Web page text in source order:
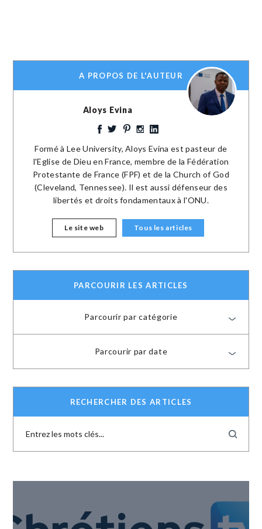
A PROPOS DE L'AUTEUR
Aloys Evina
Formé à Lee University, Aloys Evina est pasteur de
l'Eglise de Dieu en France, membre de la Fédération
Protestante de France (FPF) et de la Church of God
(Cleveland, Tennessee). Il est aussi défenseur des
libertés et droits fondamentaux à l'ONU.
Le site web Tous les articles
PARCOURIR LES ARTICLES
Parcourir par catégorie
Parcourir par date
RECHERCHER DES ARTICLES